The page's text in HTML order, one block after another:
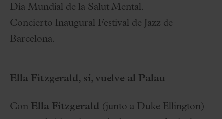
Día Mundial de la Salut Mental.
Concierto Inaugural Festival de Jazz de
Barcelona.
Ella Fitzgerald, sí, vuelve al Palau
Con Ella Fitzgerald (junto a Duke Ellington)